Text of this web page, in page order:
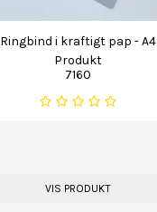
Ringbind i kraftigt pap - A4
Produkt
7160
VIS PRODUKT